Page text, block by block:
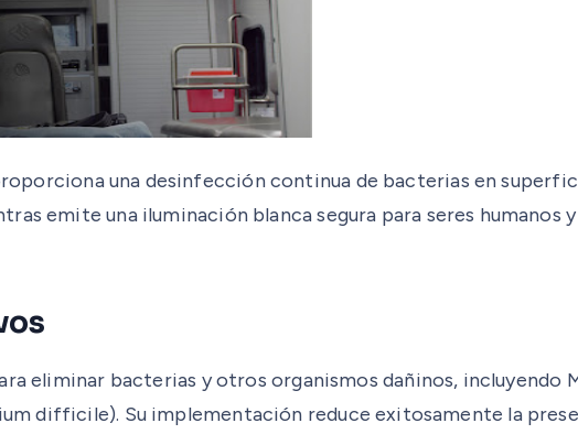
una desinfección continua de bacterias en
emite una iluminación blanca segura para seres humanos
eliminar bacterias y otros organismos dañinos, incluyendo
difficile). Su implementación reduce exitosamente la